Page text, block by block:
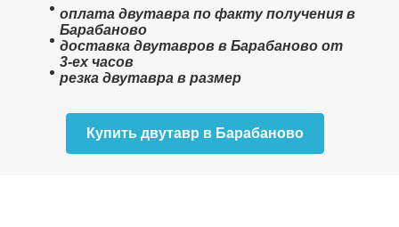
оплата двутавра по факту получения в
Барабаново
доставка двутавров в Барабаново от
3-ех часов
резка двутавра в размер
Купить двутавр в Барабаново